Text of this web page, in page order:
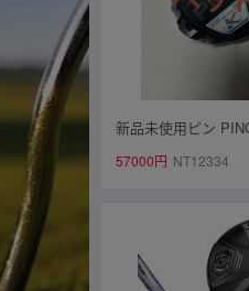
新品未使用ピン
イバーヘッド 1Wヘ
57000円 NT12334